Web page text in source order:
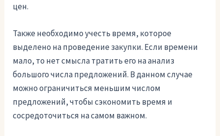
цен.
Также необходимо учесть время, которое
выделено на проведение закупки. Если времени
мало, то нет смысла тратить его на анализ
большого числа предложений. В данном случае
можно ограничиться меньшим числом
предложений, чтобы сэкономить время и
сосредоточиться на самом важном.